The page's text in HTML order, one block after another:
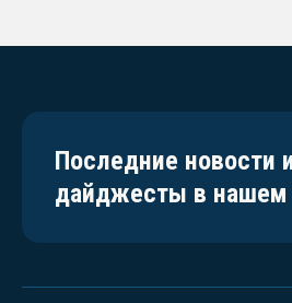
Последние новости
дайджесты в нашем